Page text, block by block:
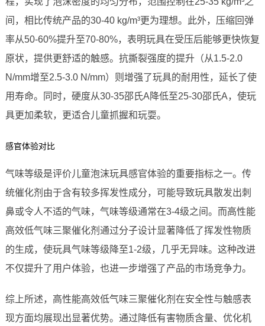
间，相比传统产品的30-40 kg/m³更为理想。此外，压缩回弹
率从50-60%提升至70-80%，表明玩具在受压后能够更快恢复
原状，提供更舒适的触感。抗撕裂强度的提升（从1.5-2.0
N/mm增至2.5-3.0 N/mm）则增强了玩具的耐用性，延长了使
用寿命。同时，硬度从30-35邵氏A降低至25-30邵氏A，使玩
具更加柔软，更适合儿童抓握和玩耍。
感官体验对比
气味等级是评价儿童泡沫玩具感官体验的重要指标之一。传
统催化剂由于含有较多挥发性成分，可能导致玩具散发出刺
鼻或令人不适的气味，气味等级通常在3-4级之间。而高性能
高效低气味三聚催化剂通过分子设计显著降低了挥发性物质
的生成，使玩具气味等级降至1-2级，几乎无异味。这种改进
不仅提升了用户体验，也进一步增强了产品的市场竞争力。
综上所述，高性能高效低气味三聚催化剂在安全性与触感表
现方面均展现出显著优势。通过降低有害物质含量、优化机